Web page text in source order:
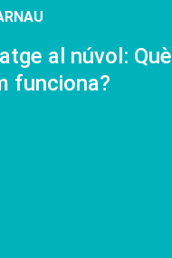
al núvol: Què
funciona?